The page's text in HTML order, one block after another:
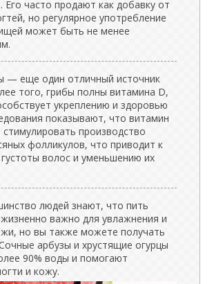
Его часто продают как добавку от
но регулярное употребление
может быть не менее
— еще один отличный источник
того, грибы полны витамина D,
укреплению и здоровью
показывают, что витамин
производство
фолликулов, что приводит к
волос и уменьшению их
людей знают, что пить
важно для увлажнения и
но вы также можете получать
арбузы и хрустящие огурцы
90% воды и помогают
и кожу.